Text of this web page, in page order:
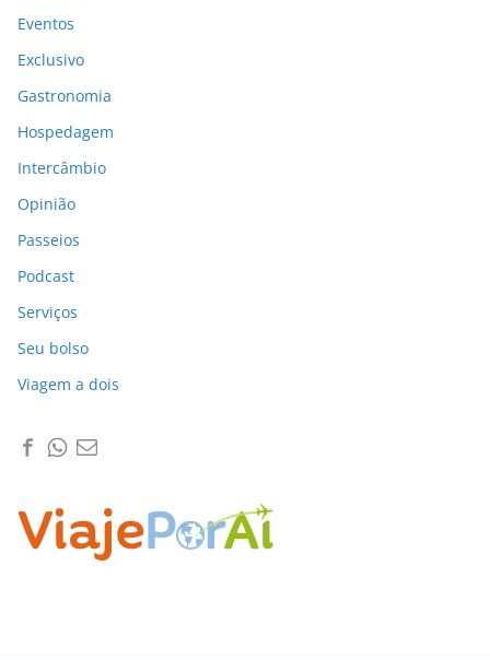
Eventos
Exclusivo
Gastronomia
Hospedagem
Intercâmbio
Opinião
Passeios
Podcast
Serviços
Seu bolso
Viagem a dois